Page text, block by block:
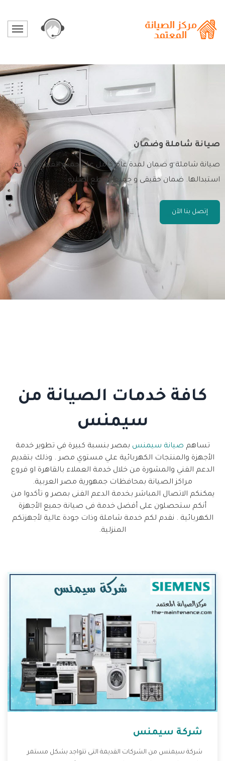
صيانة شاملة وضمان
صيانة شاملة و ضمان لمدة عام كامل على جميع القطع التى تم
استبدالها. ضمان حقيقى و جميع القطع اصلية.
إتصل بنا الآن
كافة خدمات الصيانة من
سيمنس
تساهم صيانة سيمنس بمصر بنسبة كبيرة في تطوير خدمة
الأجهزة والمنتجات الكهربائية علي مستوي مصر . وذلك بتقديم
الدعم الفني والمشورة من خلال خدمة العملاء بالقاهرة او فروع
مراكز الصيانة بمحافظات جمهورية مصر العربية.
يمكنكم الاتصال المباشر بخدمة الدعم الفنى بمصر و تأكدوا من
أنكم ستحصلون على أفضل خدمة فى صيانة جميع الأجهزة
الكهربائية . نقدم لكم خدمة شاملة وذات جودة عالية لأجهزتكم
المنزلية.
شركة سيمنس
شركة سيمنس من الشركات القديمة التى تتواجد بشكل مستمر